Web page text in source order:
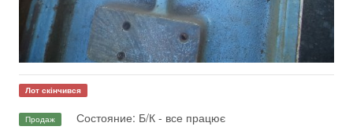
Лот скінчився
Продаж Состояние: Б/К - все працює